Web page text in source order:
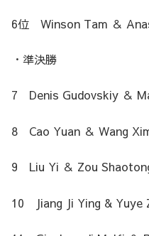
6位 Winson Tam ＆
・準決勝
7 Denis Gudovskiy ＆
8 Cao Yuan ＆ Wang
9 Liu Yi ＆ Zou
10 Jiang Ji Ying & Yuye